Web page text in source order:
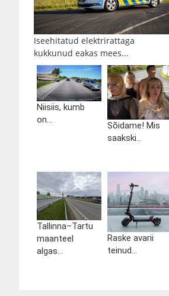
Iseehitatud elektrirattaga
kukkunud eakas mees...
Niisiis, kumb
on...
Sõidame! Mis
saakski...
Tallinna–Tartu
maanteel
algas...
Raske avarii
teinud...